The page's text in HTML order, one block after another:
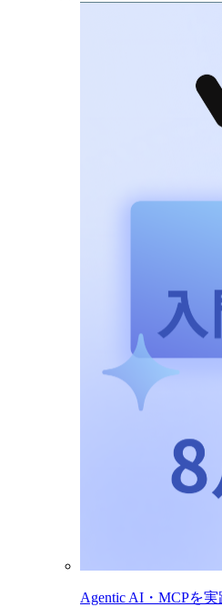
Agentic AI・MCPを